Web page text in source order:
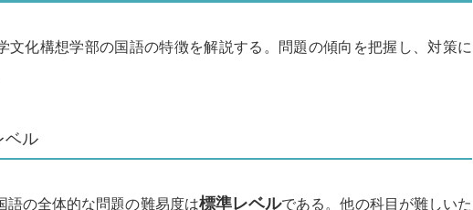
文化構想学部の国語の特徴を解説する。問題の傾向を把握し、対策に
ベル
語の全体的な問題の難易度は標準レベルである。他の科目が難しいた